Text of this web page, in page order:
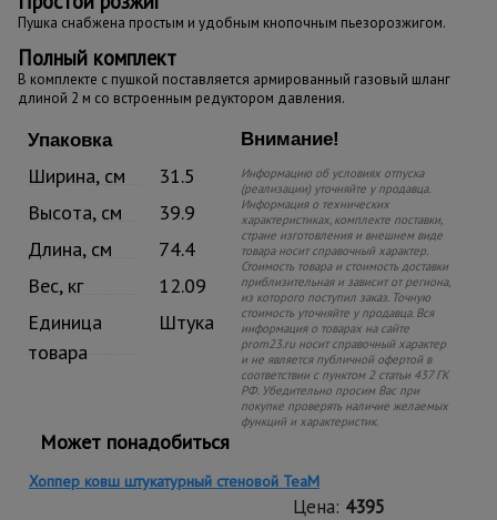
Пушка снабжена простым и удобным кнопочным пьезорозжигом.
Полный комплект
В комплекте с пушкой поставляется армированный газовый шланг
длиной 2 м со встроенным редуктором давления.
Упаковка
Ширина, см
31.5
Высота, см
39.9
Длина, см
74.4
Вес, кг
12.09
Единица
товара
Штука
Внимание!
Информацию об условиях отпуска
(реализации) уточняйте у продавца.
Информация о технических
характеристиках, комплекте поставки,
стране изготовления и внешнем виде
товара носит справочный характер.
Стоимость товара и стоимость доставки
приблизительная и зависит от региона,
из которого поступил заказ. Точную
стоимость уточняйте у продавца. Вся
информация о товарах на сайте
prom23.ru носит справочный характер
и не является публичной офертой в
соответствии с пунктом 2 статьи 437 ГК
РФ. Убедительно просим Вас при
покупке проверять наличие желаемых
функций и характеристик.
Может понадобиться
Хоппер ковш штукатурный стеновой TeaM
Цена: 4395